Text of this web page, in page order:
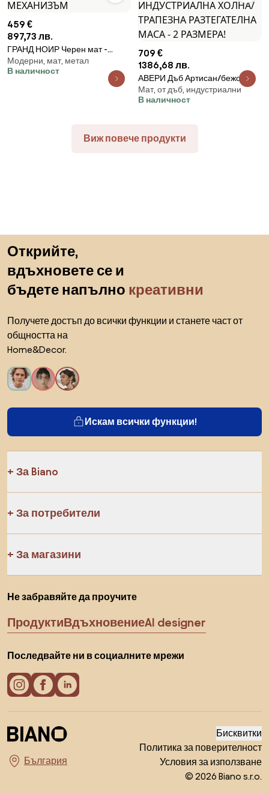
459 €
897,73 лв.
ГРАНД НОИР Черен мат -
МОДЕРНА РАЗТЕГАТЕЛНА
МАСА С ПОВДИГАЩ
Модерни, мат, метал
В наличност
709 €
1386,68 лв.
АВЕРИ Дъб Артисан/бежов
(шампанско) долна част -
ЛОФТОВА/ИНДУСТРИАЛНА
РАЗМЕРА!
Мат, от дъб, индустриални
В наличност
Виж повече продукти
Открийте,
вдъхновете се и
бъдете напълно креативни
Получете достъп до всички функции и станете част от
общността на
Home&Decor.
Искам всички функции!
За Biano
За потребители
За магазини
Не забравяйте да проучите
ПродуктиВдъхновениеAI designer
Последвайте ни в социалните мрежи
Изберете държава
Бисквитки
Политика за поверителност
Условия за използване
© 2026 Biano s.r.o.